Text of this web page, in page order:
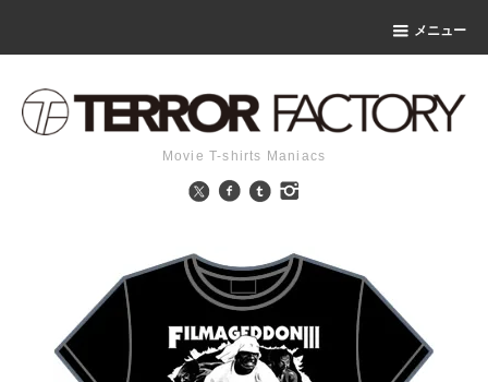
メニュー
Movie T-shirts Maniacs